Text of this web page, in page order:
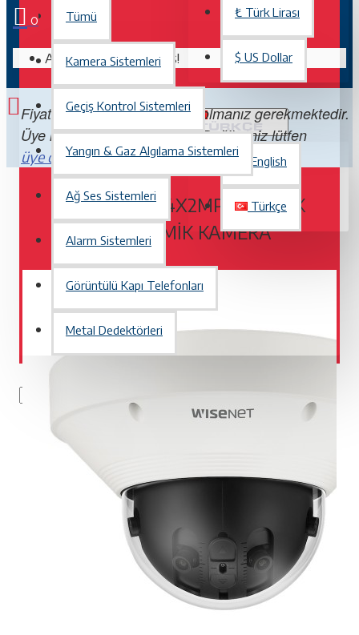
₺ Türk Lirası
$ US Dollar
TÜRKÇE
English
Türkçe
Tümü
Kamera Sistemleri
Geçiş Kontrol Sistemleri
Yangın & Gaz Algılama Sistemleri
Ağ Ses Sistemleri
Alarm Sistemleri
Görüntülü Kapı Telefonları
Metal Dedektörleri
0
Alışveriş sepetiniz boş!
Fiyatları görebilmek için üye olmanız gerekmektedir.
Üye iseniz lütfengiriş yapın.Değilseniz lütfen
üye olun. Üye olmak ücretsizdir.
PNM-9022V, 4X2MP, 209°'LIK
PANORAMIK KAMERA